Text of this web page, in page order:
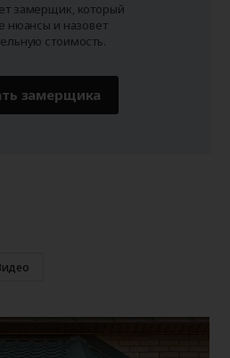
замерщик, который
нюансы и назовет
стоимость.
замерщика